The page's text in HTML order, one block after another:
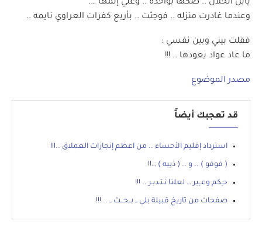
يابن الحلال .. صكها بواحده .. وعلي إثمها ….
وعندما غادرت منزله .. فوجئت .. بأربع كفرات العراوي نايمه ..
فقلت بيني وبين نفسي :
ما عاد عواد يعودها .. !!!
مصدر الموضوع
قد تعجبك أيضاً
استرداد إقليم الأحساء .. من اعظم إنجازات العملاق ..!!!
( فوفو ) .. و .. ( ذيبه ) …!!
حـِكم وعــِبر … لعلنا نـتـدبـر .. !!!
صفحات من تاريخ قبيلة بلي ــ بــحــث ــ .. !!!